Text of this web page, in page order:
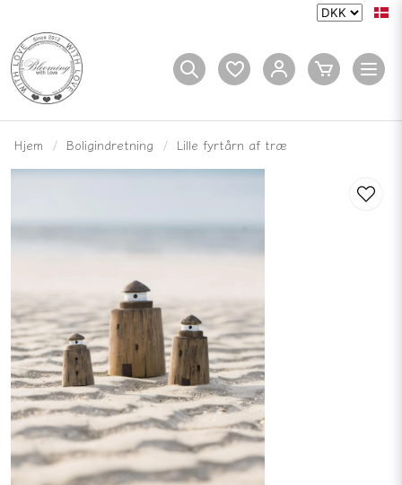
Hjem Boligindretning Lille fyrtårn af træ